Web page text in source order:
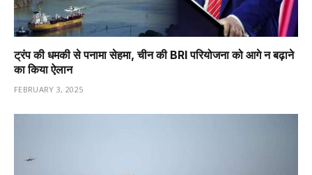
ट्रंप की धमकी से पनामा सेहमा, चीन की BRI परियोजना को आगे न बढ़ाने
का किया ऐलान
FEBRUARY 3, 2025